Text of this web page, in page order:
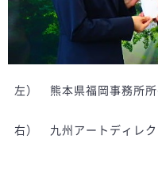
左） 熊本県福
右） 九州アートディレ